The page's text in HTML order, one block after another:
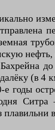
(в 4
годы